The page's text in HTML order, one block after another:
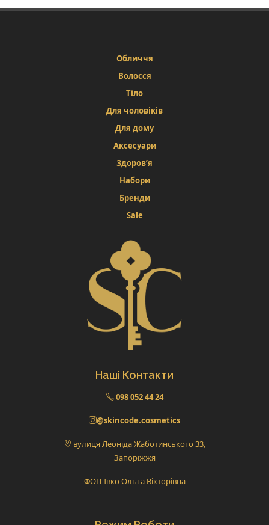
Обличчя
Волосся
Тіло
Для чоловіків
Для дому
Аксесуари
Здоров’я
Набори
Бренди
Sale
Наші Контакти
098 052 44 24
@skincode.cosmetics
вулиця Леоніда Жаботинського 33,
Запоріжжя
ФОП Івко Ольга Вікторівна